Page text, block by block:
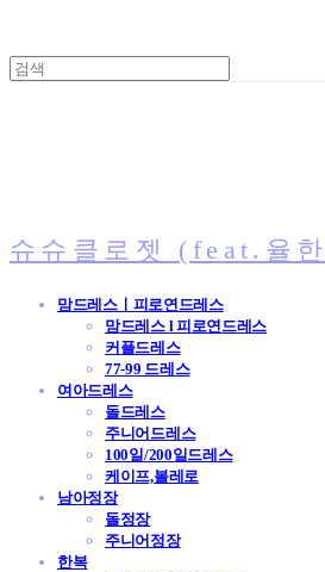
슈슈클로젯 (feat.율
맘드레스ㅣ피로연드레스
맘드레스 l 피로연드레스
커플드레스
77-99 드레스
여아드레스
돌드레스
주니어드레스
100일/200일드레스
케이프,볼레로
남아정장
돌정장
주니어정장
한복